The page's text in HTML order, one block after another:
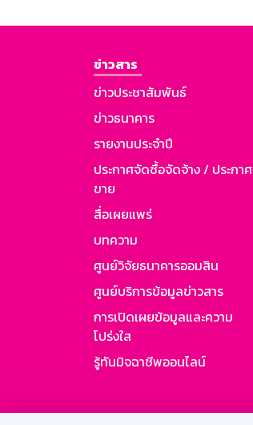
ข่าวสาร
ข่าวประชาสัมพันธ์
ข่าวธนาคาร
รายงานประจำปี
ประกาศจัดซื้อจัดจ้าง / ประกาศ
ขาย
สื่อเผยแพร่
บทความ
ศูนย์วิจัยธนาคารออมสิน
ศูนย์บริการข้อมูลข่าวสาร
การเปิดเผยข้อมูลและความ
โปร่งใส
รู้ทันมิจฉาชีพออนไลน์